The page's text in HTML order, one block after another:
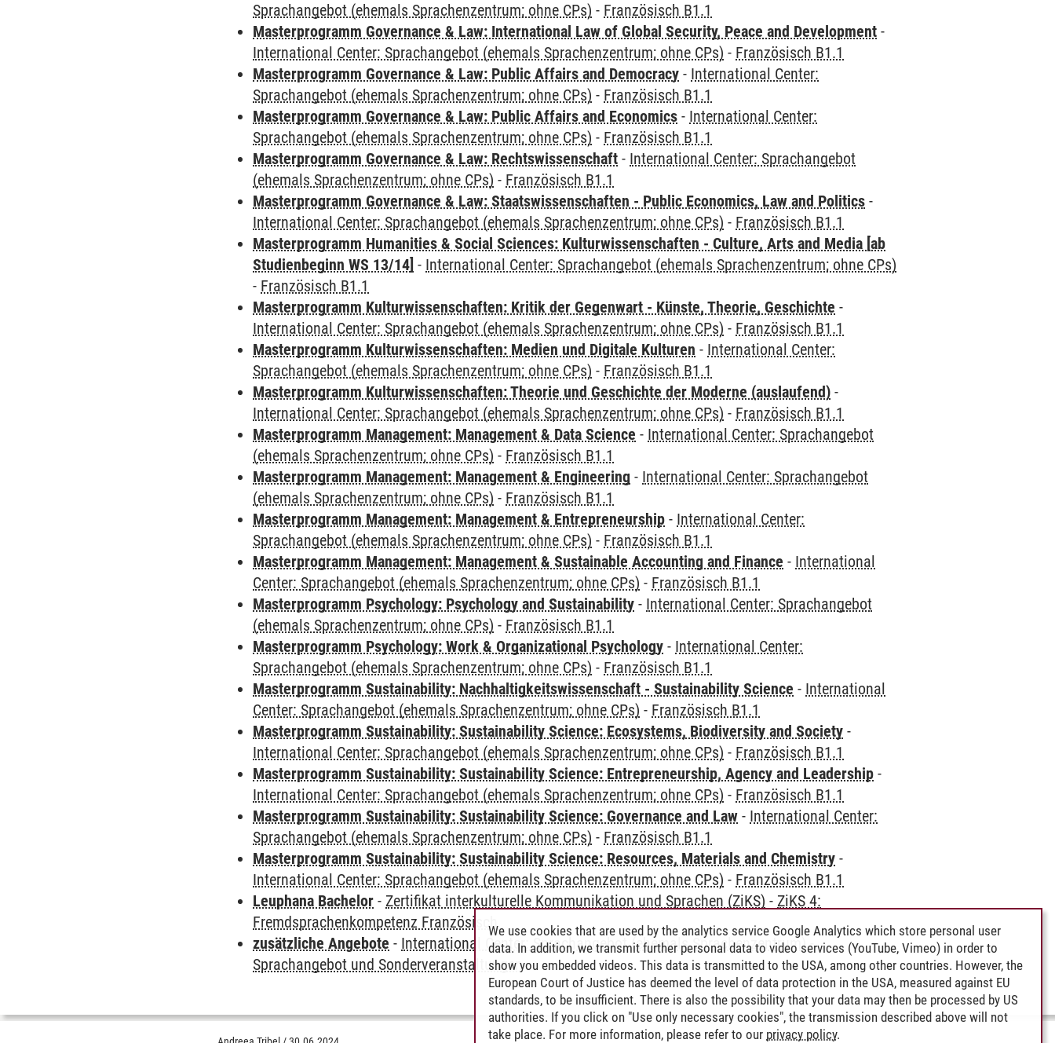
Sprachangebot (ehemals Sprachenzentrum; ohne CPs) - Französisch B1.1
Masterprogramm Governance & Law: International Law of Global Security, Peace and Development -
International Center: Sprachangebot (ehemals Sprachenzentrum; ohne CPs) - Französisch B1.1
Masterprogramm Governance & Law: Public Affairs and Democracy - International Center:
Sprachangebot (ehemals Sprachenzentrum; ohne CPs) - Französisch B1.1
Masterprogramm Governance & Law: Public Affairs and Economics - International Center:
Sprachangebot (ehemals Sprachenzentrum; ohne CPs) - Französisch B1.1
Masterprogramm Governance & Law: Rechtswissenschaft - International Center: Sprachangebot
(ehemals Sprachenzentrum; ohne CPs) - Französisch B1.1
Masterprogramm Governance & Law: Staatswissenschaften - Public Economics, Law and Politics -
International Center: Sprachangebot (ehemals Sprachenzentrum; ohne CPs) - Französisch B1.1
Masterprogramm Humanities & Social Sciences: Kulturwissenschaften - Culture, Arts and Media [ab
Studienbeginn WS 13/14] - International Center: Sprachangebot (ehemals Sprachenzentrum; ohne CPs)
- Französisch B1.1
Masterprogramm Kulturwissenschaften: Kritik der Gegenwart - Künste, Theorie, Geschichte -
International Center: Sprachangebot (ehemals Sprachenzentrum; ohne CPs) - Französisch B1.1
Masterprogramm Kulturwissenschaften: Medien und Digitale Kulturen - International Center:
Sprachangebot (ehemals Sprachenzentrum; ohne CPs) - Französisch B1.1
Masterprogramm Kulturwissenschaften: Theorie und Geschichte der Moderne (auslaufend) -
International Center: Sprachangebot (ehemals Sprachenzentrum; ohne CPs) - Französisch B1.1
Masterprogramm Management: Management & Data Science - International Center: Sprachangebot
(ehemals Sprachenzentrum; ohne CPs) - Französisch B1.1
Masterprogramm Management: Management & Engineering - International Center: Sprachangebot
(ehemals Sprachenzentrum; ohne CPs) - Französisch B1.1
Masterprogramm Management: Management & Entrepreneurship - International Center:
Sprachangebot (ehemals Sprachenzentrum; ohne CPs) - Französisch B1.1
Masterprogramm Management: Management & Sustainable Accounting and Finance - International
Center: Sprachangebot (ehemals Sprachenzentrum; ohne CPs) - Französisch B1.1
Masterprogramm Psychology: Psychology and Sustainability - International Center: Sprachangebot
(ehemals Sprachenzentrum; ohne CPs) - Französisch B1.1
Masterprogramm Psychology: Work & Organizational Psychology - International Center:
Sprachangebot (ehemals Sprachenzentrum; ohne CPs) - Französisch B1.1
Masterprogramm Sustainability: Nachhaltigkeitswissenschaft - Sustainability Science - International
Center: Sprachangebot (ehemals Sprachenzentrum; ohne CPs) - Französisch B1.1
Masterprogramm Sustainability: Sustainability Science: Ecosystems, Biodiversity and Society -
International Center: Sprachangebot (ehemals Sprachenzentrum; ohne CPs) - Französisch B1.1
Masterprogramm Sustainability: Sustainability Science: Entrepreneurship, Agency and Leadership -
International Center: Sprachangebot (ehemals Sprachenzentrum; ohne CPs) - Französisch B1.1
Masterprogramm Sustainability: Sustainability Science: Governance and Law - International Center:
Sprachangebot (ehemals Sprachenzentrum; ohne CPs) - Französisch B1.1
Masterprogramm Sustainability: Sustainability Science: Resources, Materials and Chemistry -
International Center: Sprachangebot (ehemals Sprachenzentrum; ohne CPs) - Französisch B1.1
Leuphana Bachelor - Zertifikat interkulturelle Kommunikation und Sprachen (ZiKS) - ZiKS 4:
Fremdsprachenkompetenz Französisch
zusätzliche Angebote - International Center: Sprachangebot (ehemals Sprachenzentrum)-
Sprachangebot und Sonderveranstaltungen
We use cookies that are used by the analytics service Google Analytics which store personal user
data. In addition, we transmit further personal data to video services (YouTube, Vimeo) in order to
show you embedded videos. This data is transmitted to the USA, among other countries. However, the
European Court of Justice has deemed the level of data protection in the USA, measured against EU
standards, to be insufficient. There is also the possibility that your data may then be processed by US
authorities. If you click on "Use only necessary cookies", the transmission described above will not
take place. For more information, please refer to our privacy policy.